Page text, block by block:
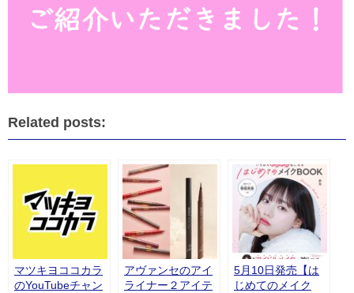
Related posts:
マツキヨココカラ
のYouTubeチャン
アヴァンセのアイ
ライナー２アイテ
5月10日発売【は
じめてのメイク